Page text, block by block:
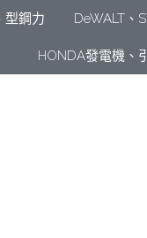
Milwaukee米沃奇
、電管壓接、油壓系列​等